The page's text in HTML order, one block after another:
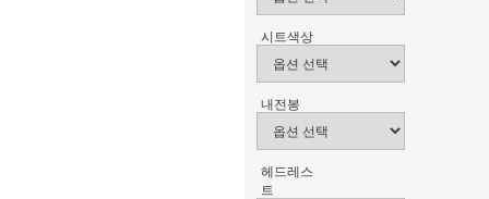
시트색상
내전봉
헤드레스
트